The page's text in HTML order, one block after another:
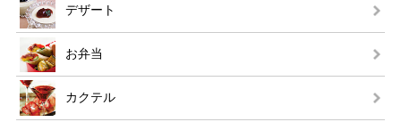
デザート
お弁当
カクテル